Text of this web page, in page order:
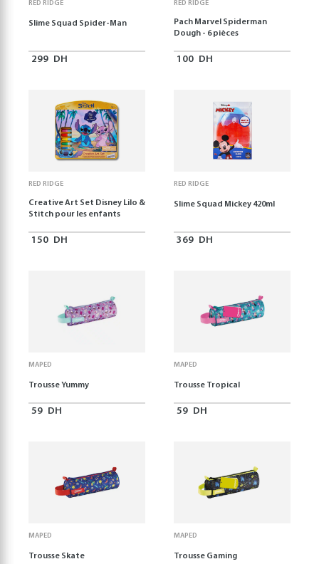
RED RIDGE
Slime Squad Spider-Man
299 DH
RED RIDGE
Pach Marvel Spiderman
Dough - 6 pièces
100 DH
RED RIDGE
Creative Art Set Disney Lilo &
Stitch pour les enfants
150 DH
RED RIDGE
Slime Squad Mickey 420ml
369 DH
MAPED
Trousse Yummy
59 DH
MAPED
Trousse Tropical
59 DH
MAPED
Trousse Skate
MAPED
Trousse Gaming